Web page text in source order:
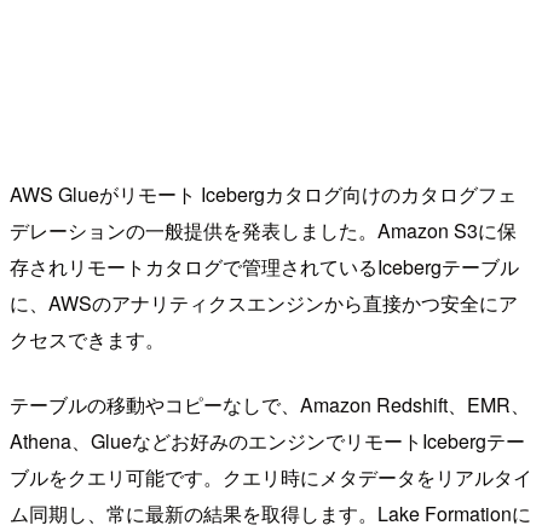
AWS Glueがリモート Icebergカタログ向けのカタログフェ
デレーションの一般提供を発表しました。Amazon S3に保
存されリモートカタログで管理されているIcebergテーブル
に、AWSのアナリティクスエンジンから直接かつ安全にア
クセスできます。
テーブルの移動やコピーなしで、Amazon Redshift、EMR、
Athena、Glueなどお好みのエンジンでリモートIcebergテー
ブルをクエリ可能です。クエリ時にメタデータをリアルタイ
ム同期し、常に最新の結果を取得します。Lake Formationに